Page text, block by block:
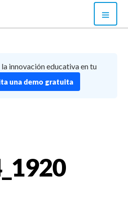
innovación educativa en tu
una demo gratuita